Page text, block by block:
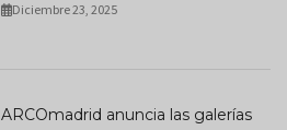
Diciembre 23, 2025
ARCOmadrid anuncia las galerías